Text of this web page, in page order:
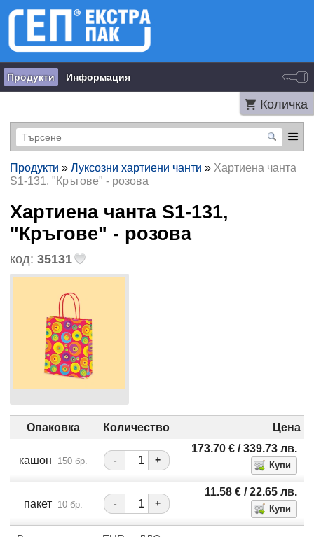
Продукти Информация
Количка
Продукти » Луксозни хартиени чанти » Хартиена чанта
S1-131, "Кръгове" - розова
Хартиена чанта S1-131,
"Кръгове" - розова
код: 35131
Опаковка Количество Цена
кашон 150 бр. - +
173.70 €/ 339.73 лв.
пакет 10 бр. - +
11.58 €/ 22.65 лв.